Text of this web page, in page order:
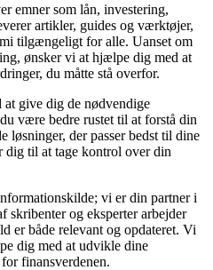
emner som lån, investering,
artikler, guides og værktøjer,
tilgængeligt for alle. Uanset om
ønsker vi at hjælpe dig med at
du måtte stå overfor.
give dig de nødvendige
være bedre rustet til at forstå din
løsninger, der passer bedst til dine
dig til at tage kontrol over din
vi er din partner i
skribenter og eksperter arbejder
er både relevant og opdateret. Vi
dig med at udvikle dine
finansverdenen.